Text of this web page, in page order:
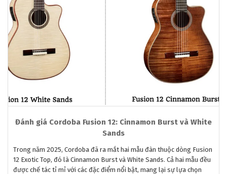
Đánh giá Cordoba Fusion 12: Cinnamon Burst và White
Sands
Trong năm 2025, Cordoba đã ra mắt hai mẫu đàn thuộc dòng Fusion
12 Exotic Top, đó là Cinnamon Burst và White Sands. Cả hai mẫu đều
được chế tác tỉ mỉ với các đặc điểm nổi bật, mang lại sự lựa chọn